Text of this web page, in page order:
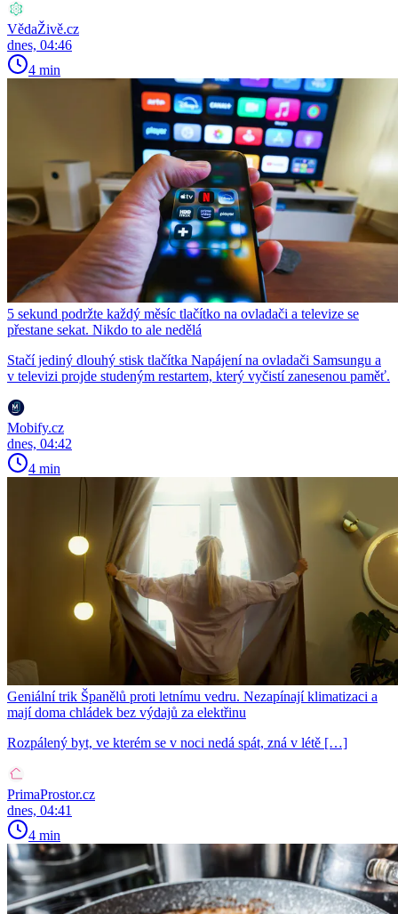
VědaŽivě.cz
dnes, 04:46
4 min
5 sekund podržte každý měsíc tlačítko na ovladači a televize se
přestane sekat. Nikdo to ale nedělá
Stačí jediný dlouhý stisk tlačítka Napájení na ovladači Samsungu a
v televizi projde studeným restartem, který vyčistí zanesenou paměť.
Mobify.cz
dnes, 04:42
4 min
Geniální trik Španělů proti letnímu vedru. Nezapínají klimatizaci a
mají doma chládek bez výdajů za elektřinu
Rozpálený byt, ve kterém se v noci nedá spát, zná v létě […]
PrimaProstor.cz
dnes, 04:41
4 min